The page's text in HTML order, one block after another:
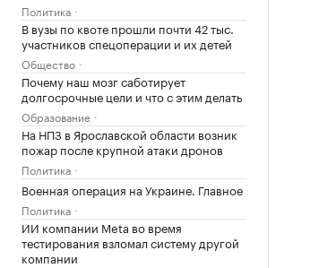
Политика
В вузы по квоте прошли почти 42 тыс.
участников спецоперации и их детей
Общество
Почему наш мозг саботирует
долгосрочные цели и что с этим делать
Образование
На НПЗ в Ярославской области возник
пожар после крупной атаки дронов
Политика
Военная операция на Украине. Главное
Политика
ИИ компании Meta во время
тестирования взломал систему другой
компании